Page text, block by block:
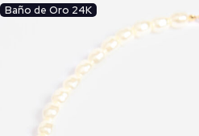
Baño de Oro 24K